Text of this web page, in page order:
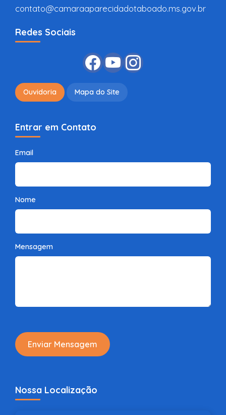
contato@camaraaparecidadotaboado.ms.gov.br
Redes Sociais
Ouvidoria Mapa do Site
Entrar em Contato
Email
Nome
Mensagem
Enviar Mensagem
Nossa Localização